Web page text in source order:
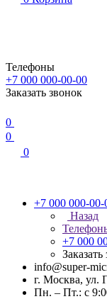
Телефоны
+7 000 000-00-00
Заказать звонок
0
0
0
+7 000 000-00-
Назад
+7 000
info@super-
г. Москва, ул.
Пн. – Пт.: с